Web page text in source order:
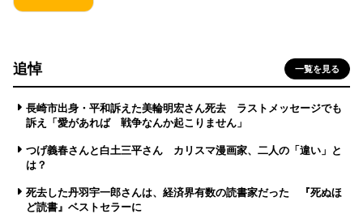
追悼 一覧を見る
長崎市出身・平和訴えた美輪明宏さん死去 ラストメッセージでも
訴え「愛があれば 戦争なんか起こりません」
つげ義春さんと白土三平さん カリスマ漫画家、二人の「違い」と
は？
死去した丹羽宇一郎さんは、経済界有数の読書家だった 『死ぬほ
ど読書』ベストセラーに